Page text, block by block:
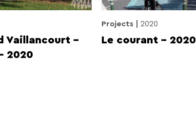
Vaillancourt –
2020
Projects 2020
Le courant – 2020